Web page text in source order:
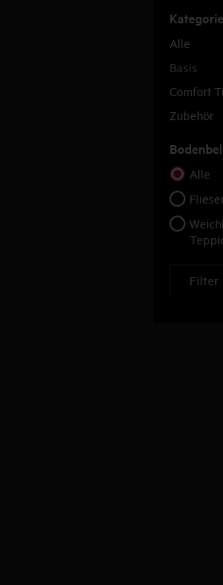
Alle
Basis
Comfort
Zubehör
Alle
Filter